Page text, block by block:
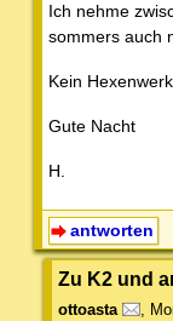
Ich nehme
sommers auch
Kein
Gute Nacht
H.
antworten
Zu K2 und
ottoasta ,